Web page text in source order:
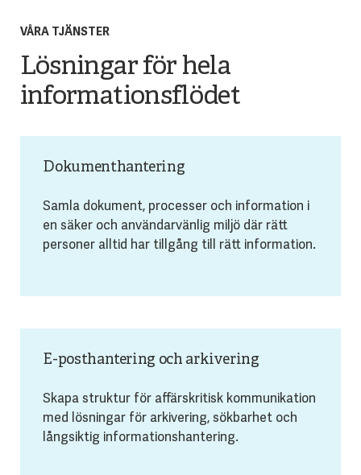
VÅRA TJÄNSTER
Lösningar för hela
informationsflödet
Dokumenthantering
Samla dokument, processer och information i
en säker och användarvänlig miljö där rätt
personer alltid har tillgång till rätt information.
E-posthantering och arkivering
Skapa struktur för affärskritisk kommunikation
med lösningar för arkivering, sökbarhet och
långsiktig informationshantering.